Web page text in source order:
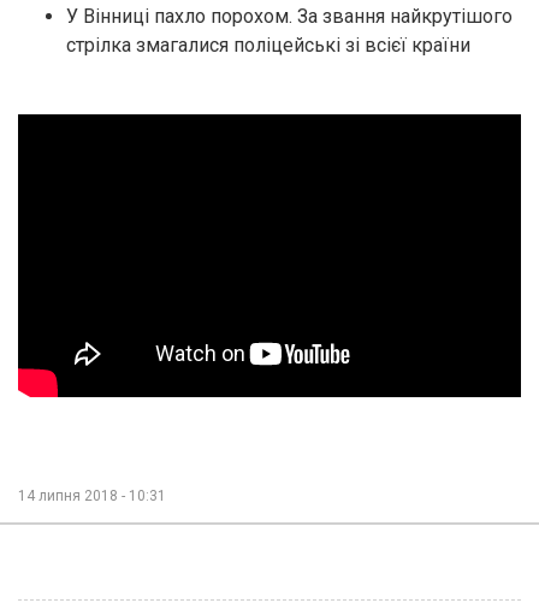
У Вінниці пахло порохом. За звання найкрутішого
стрілка змагалися поліцейські зі всієї країни
14 липня 2018 - 10:31